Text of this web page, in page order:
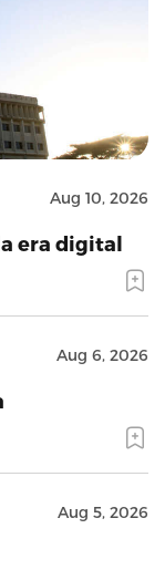
Aug 10, 2026
era digital
Aug 6, 2026
Aug 5, 2026